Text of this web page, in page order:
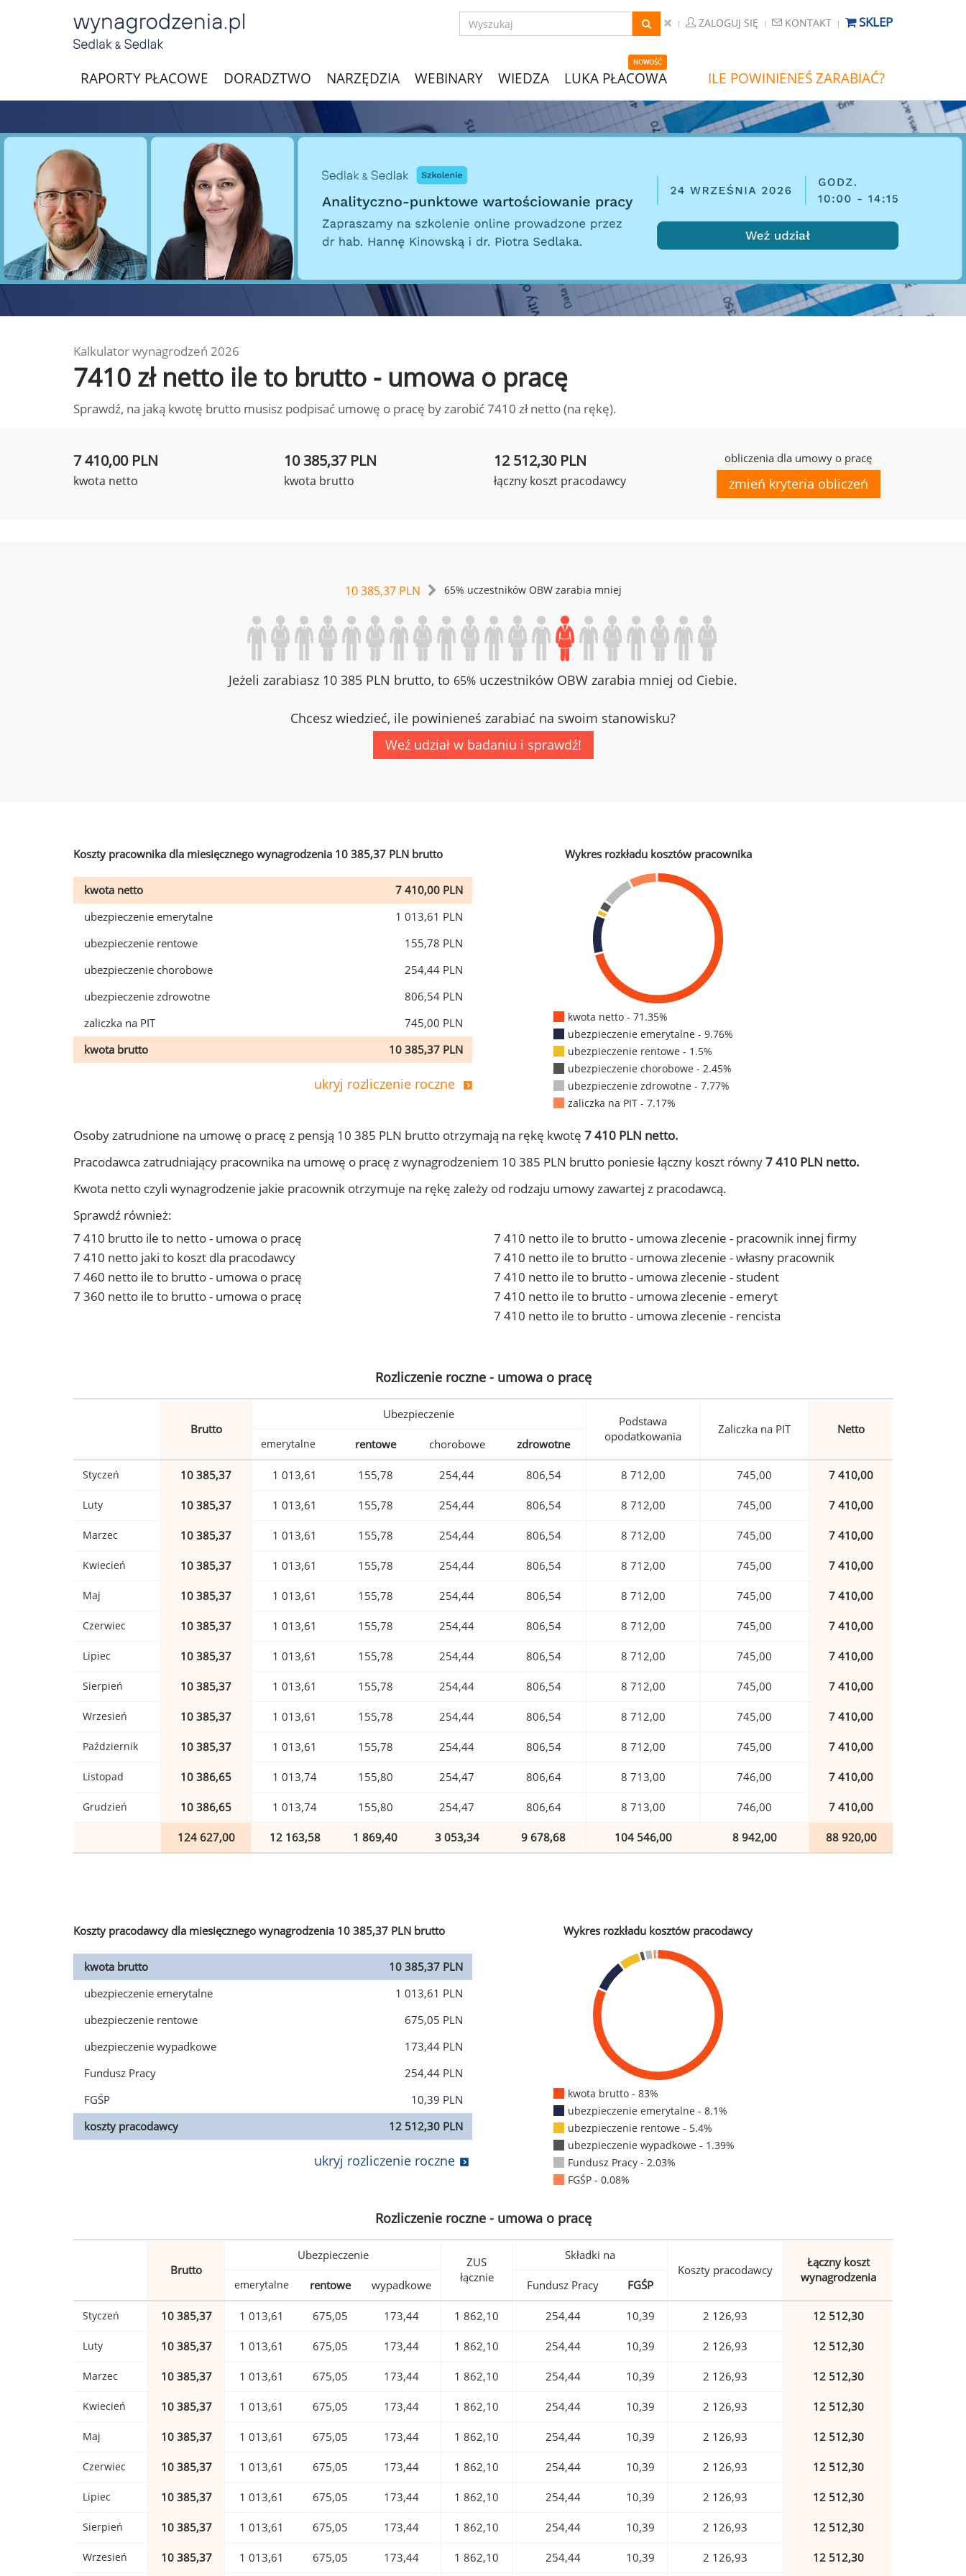
ZALOGUJ SIĘ KONTAKT SKLEP
RAPORTY PŁACOWE DORADZTWO NARZĘDZIA WEBINARY WIEDZA
NOWOŚĆ
LUKA PŁACOWA ILE POWINIENEŚ ZARABIAĆ?
Kalkulator wynagrodzeń 2026
7410 zł netto ile to brutto - umowa o pracę
Sprawdź, na jaką kwotę brutto musisz podpisać umowę o pracę by zarobić 7410 zł netto (na rękę).
7 410,00 PLN
kwota netto
10 385,37 PLN
kwota brutto
12 512,30 PLN
łączny koszt pracodawcy
obliczenia dla umowy o pracę
zmień kryteria obliczeń
10 385,37 PLN 65% uczestników OBW zarabia mniej
Jeżeli zarabiasz 10 385 PLN brutto, to 65% uczestników OBW zarabia mniej od Ciebie.
Chcesz wiedzieć, ile powinieneś zarabiać na swoim stanowisku?
Weź udział w badaniu i sprawdź!
Koszty pracownika dla miesięcznego wynagrodzenia 10 385,37 PLN brutto
kwota netto
7 410,00 PLN
ubezpieczenie emerytalne
1 013,61 PLN
ubezpieczenie rentowe
155,78 PLN
ubezpieczenie chorobowe
254,44 PLN
ubezpieczenie zdrowotne
806,54 PLN
zaliczka na PIT
745,00 PLN
kwota brutto
10 385,37 PLN
ukryj rozliczenie roczne
Wykres rozkładu kosztów pracownika
kwota netto - 71.35%
ubezpieczenie emerytalne - 9.76%
ubezpieczenie rentowe - 1.5%
ubezpieczenie chorobowe - 2.45%
ubezpieczenie zdrowotne - 7.77%
zaliczka na PIT - 7.17%
Osoby zatrudnione na umowę o pracę z pensją 10 385 PLN brutto otrzymają na rękę kwotę 7 410 PLN netto.
Pracodawca zatrudniający pracownika na umowę o pracę z wynagrodzeniem 10 385 PLN brutto poniesie łączny koszt równy7 410 PLN netto.
Kwota netto czyli wynagrodzenie jakie pracownik otrzymuje na rękę zależy od rodzaju umowy zawartej z pracodawcą.
Sprawdź również:
7 410 brutto ile to netto - umowa o pracę
7 410 netto jaki to koszt dla pracodawcy
7 460 netto ile to brutto - umowa o pracę
7 360 netto ile to brutto - umowa o pracę
7 410 netto ile to brutto - umowa zlecenie - pracownik innej firmy
7 410 netto ile to brutto - umowa zlecenie - własny pracownik
7 410 netto ile to brutto - umowa zlecenie - student
7 410 netto ile to brutto - umowa zlecenie - emeryt
7 410 netto ile to brutto - umowa zlecenie - rencista
Rozliczenie roczne - umowa o pracę
Brutto
Ubezpieczenie
Podstawa
opodatkowania
Zaliczka na PIT Netto
emerytalne rentowe chorobowe zdrowotne
Styczeń 10 385,37 1 013,61 155,78 254,44 806,54 8 712,00 745,00 7 410,00
Luty 10 385,37 1 013,61 155,78 254,44 806,54 8 712,00 745,00 7 410,00
Marzec 10 385,37 1 013,61 155,78 254,44 806,54 8 712,00 745,00 7 410,00
Kwiecień 10 385,37 1 013,61 155,78 254,44 806,54 8 712,00 745,00 7 410,00
Maj 10 385,37 1 013,61 155,78 254,44 806,54 8 712,00 745,00 7 410,00
Czerwiec 10 385,37 1 013,61 155,78 254,44 806,54 8 712,00 745,00 7 410,00
Lipiec 10 385,37 1 013,61 155,78 254,44 806,54 8 712,00 745,00 7 410,00
Sierpień 10 385,37 1 013,61 155,78 254,44 806,54 8 712,00 745,00 7 410,00
Wrzesień 10 385,37 1 013,61 155,78 254,44 806,54 8 712,00 745,00 7 410,00
Październik 10 385,37 1 013,61 155,78 254,44 806,54 8 712,00 745,00 7 410,00
Listopad 10 386,65 1 013,74 155,80 254,47 806,64 8 713,00 746,00 7 410,00
Grudzień 10 386,65 1 013,74 155,80 254,47 806,64 8 713,00 746,00 7 410,00
124 627,00 12 163,58 1 869,40 3 053,34 9 678,68 104 546,00 8 942,00 88 920,00
Koszty pracodawcy dla miesięcznego wynagrodzenia 10 385,37 PLN brutto
kwota brutto
10 385,37 PLN
ubezpieczenie emerytalne
1 013,61 PLN
ubezpieczenie rentowe
675,05 PLN
ubezpieczenie wypadkowe
173,44 PLN
Fundusz Pracy
254,44 PLN
FGŚP
10,39 PLN
koszty pracodawcy
12 512,30 PLN
ukryj rozliczenie roczne
Wykres rozkładu kosztów pracodawcy
kwota brutto - 83%
ubezpieczenie emerytalne - 8.1%
ubezpieczenie rentowe - 5.4%
ubezpieczenie wypadkowe - 1.39%
Fundusz Pracy - 2.03%
FGŚP - 0.08%
Rozliczenie roczne - umowa o pracę
Brutto
Ubezpieczenie
ZUS
łącznie
Składki na
Koszty pracodawcy
Łączny koszt
wynagrodzenia
emerytalne rentowe wypadkowe Fundusz Pracy FGŚP
Styczeń 10 385,37 1 013,61 675,05 173,44 1 862,10 254,44 10,39 2 126,93 12 512,30
Luty 10 385,37 1 013,61 675,05 173,44 1 862,10 254,44 10,39 2 126,93 12 512,30
Marzec 10 385,37 1 013,61 675,05 173,44 1 862,10 254,44 10,39 2 126,93 12 512,30
Kwiecień 10 385,37 1 013,61 675,05 173,44 1 862,10 254,44 10,39 2 126,93 12 512,30
Maj 10 385,37 1 013,61 675,05 173,44 1 862,10 254,44 10,39 2 126,93 12 512,30
Czerwiec 10 385,37 1 013,61 675,05 173,44 1 862,10 254,44 10,39 2 126,93 12 512,30
Lipiec 10 385,37 1 013,61 675,05 173,44 1 862,10 254,44 10,39 2 126,93 12 512,30
Sierpień 10 385,37 1 013,61 675,05 173,44 1 862,10 254,44 10,39 2 126,93 12 512,30
Wrzesień 10 385,37 1 013,61 675,05 173,44 1 862,10 254,44 10,39 2 126,93 12 512,30